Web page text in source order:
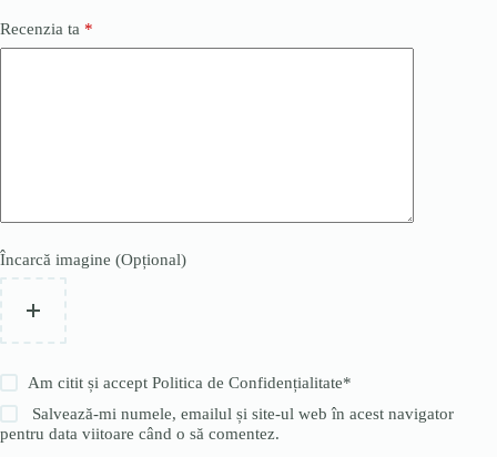
Recenzia ta *
Încarcă imagine (Opțional)
Am citit și acceptPolitica de Confidențialitate*
Salvează-mi numele, emailul și site-ul web în acest navigator
pentru data viitoare când o să comentez.